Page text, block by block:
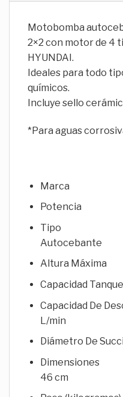
Motobomba
2×2 con motor de 4
HYUNDAI.
Ideales para todo
químicos.
Incluye sello
*Para aguas
Marca
Tipo
Autocebante
Altura
Capacidad
Capacidad
L/min
Diámetro De
46 cm